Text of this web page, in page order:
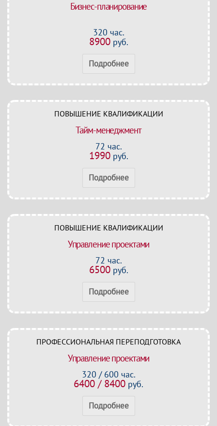
Бизнес-планирование
320 час.
8900руб.
Подробнее
ПОВЫШЕНИЕ КВАЛИФИКАЦИИ
Тайм-менеджмент
72 час.
1990руб.
Подробнее
ПОВЫШЕНИЕ КВАЛИФИКАЦИИ
Управление проектами
72 час.
6500руб.
Подробнее
ПРОФЕССИОНАЛЬНАЯ ПЕРЕПОДГОТОВКА
Управление проектами
320 / 600 час.
6400 / 8400 руб.
Подробнее